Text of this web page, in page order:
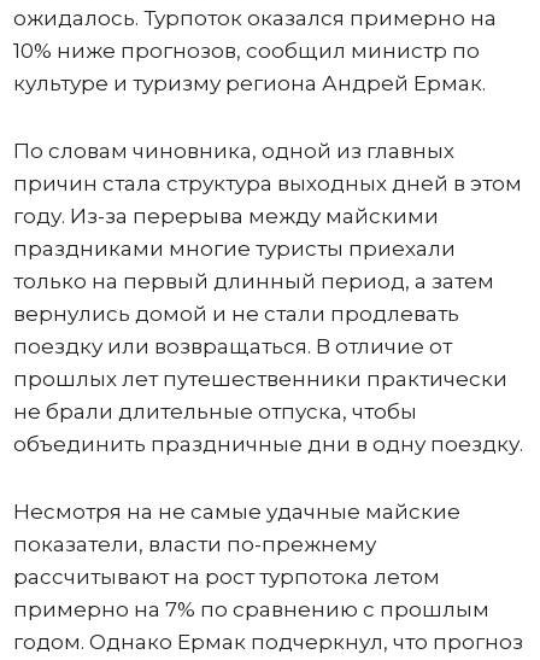
ожидалось. Турпоток оказался примерно на
10% ниже прогнозов, сообщил министр по
культуре и туризму региона Андрей Ермак.
По словам чиновника, одной из главных
причин стала структура выходных дней в этом
году. Из-за перерыва между майскими
праздниками многие туристы приехали
только на первый длинный период, а затем
вернулись домой и не стали продлевать
поездку или возвращаться. В отличие от
прошлых лет путешественники практически
не брали длительные отпуска, чтобы
объединить праздничные дни в одну поездку.
Несмотря на не самые удачные майские
показатели, власти по-прежнему
рассчитывают на рост турпотока летом
примерно на 7% по сравнению с прошлым
годом. Однако Ермак подчеркнул, что прогноз